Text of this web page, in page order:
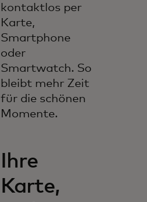
kontaktlos per
Karte,
Smartphone
oder
Smartwatch. So
bleibt mehr Zeit
für die schönen
Momente.
Ihre
Karte,